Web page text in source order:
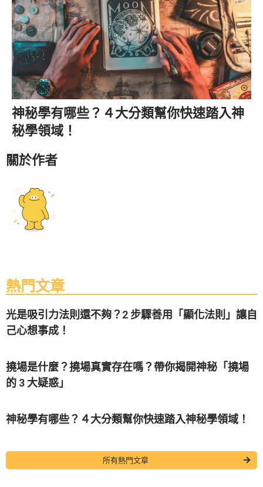
神秘學有哪些？４大分類幫你快速踏入神
秘學領域！
關於作者
熱門文章
光是吸引力法則還不夠？2 步驟善用「顯化法則」讓自
己心想事成！
撓場是什麼？撓場真實存在嗎？帶你揭開神秘「撓場
的 3 大疑惑」
神秘學有哪些？４大分類幫你快速踏入神秘學領域！
所有熱門文章